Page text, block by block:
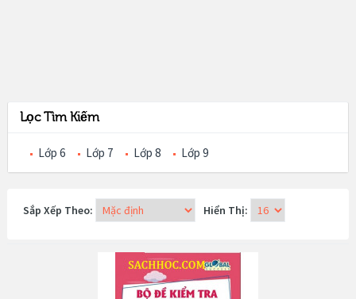
Lọc Tìm Kiếm
Lớp 6 Lớp 7 Lớp 8 Lớp 9
Sắp Xếp Theo: Hiển Thị: